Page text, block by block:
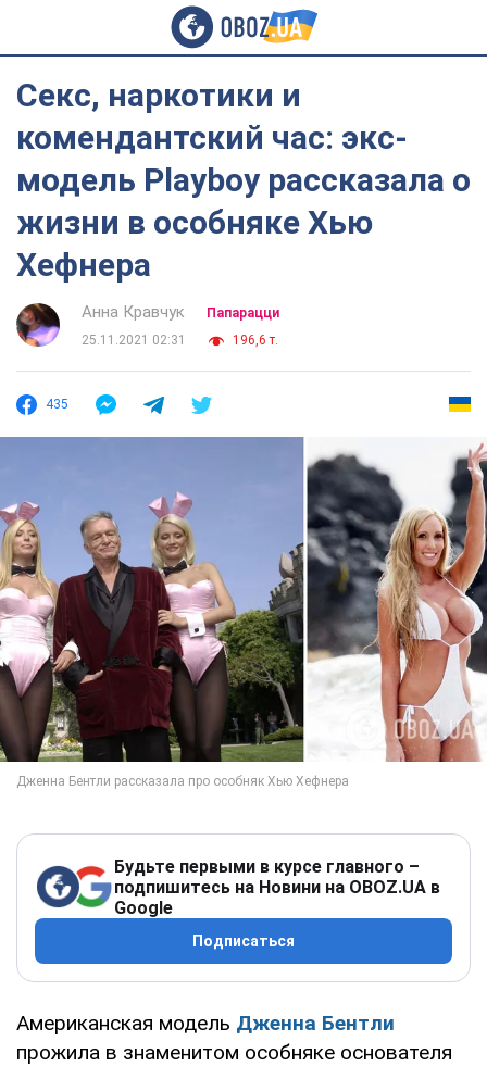
Секс, наркотики и
комендантский час: экс-
модель Playboy рассказала о
жизни в особняке Хью
Хефнера
Анна Кравчук
Папарацци
25.11.2021 02:31
196,6 т.
435
Будьте первыми в курсе главного –
подпишитесь на Новини на OBOZ.UA в
Google
Подписаться
Американская модель Дженна Бентли
прожила в знаменитом особняке основателя